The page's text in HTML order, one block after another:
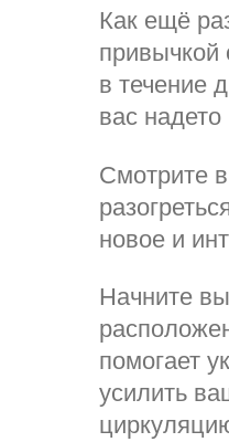
Как ещё
привычкой
в течение
вас
Смотрите
новое и
Начните
помогает
усилить